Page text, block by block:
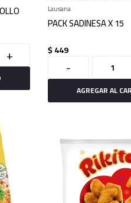
+
Lausana
PACK SADINESA X 15
$449
-